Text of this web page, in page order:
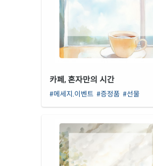
카페, 혼자만의 시간
#메세지.이벤트 #증정품 #선물